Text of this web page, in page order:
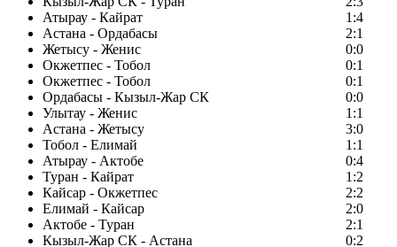
Атырау - Кайрат
1:4
Астана - Ордабасы
2:1
Жетысу - Женис
0:0
Окжетпес - Тобол
0:1
Окжетпес - Тобол
0:1
Ордабасы - Кызыл-Жар СК
0:0
Улытау - Женис
1:1
Астана - Жетысу
3:0
Тобол - Елимай
1:1
Атырау - Актобе
0:4
Туран - Кайрат
1:2
Кайсар - Окжетпес
2:2
Елимай - Кайсар
2:0
Актобе - Туран
2:1
Кызыл-Жар СК - Астана
0:2